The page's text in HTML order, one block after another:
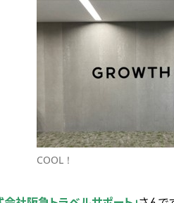
COOL！